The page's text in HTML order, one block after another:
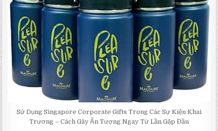
Sử Dụng Singapore Corporate Gifts Trong Các Sự Kiện Khai
Trương – Cách Gây Ấn Tượng Ngay Từ Lần Gặp Đầu